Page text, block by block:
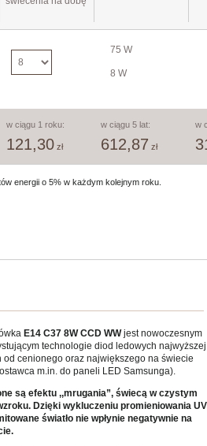
75 W
8 W
w ciągu 1 roku:
121,30 zł
w ciągu 5 lat:
612,87 zł
w
energii o 5% w każdym kolejnym roku.
E14 C37 8W CCD WWjest nowoczesnym
technologie diod ledowych najwyższej
od cenionego oraz największego na świecie
m.in. do paneli LED Samsunga).
są efektu ,,mrugania”, świecą w czystym
. Dzięki wykluczeniu promieniowania UV
światło nie wpłynie negatywnie na